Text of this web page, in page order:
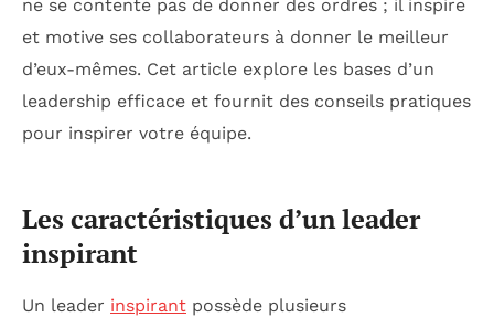
ne se contente pas de donner des ordres ; il inspire
et motive ses collaborateurs à donner le meilleur
d’eux-mêmes. Cet article explore les bases d’un
leadership efficace et fournit des conseils pratiques
pour inspirer votre équipe.
Les caractéristiques d’un leader
inspirant
Un leader inspirant possède plusieurs